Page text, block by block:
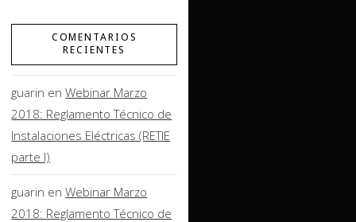
COMENTARIOS
RECIENTES
guarin enWebinar Marzo
2018: Reglamento Técnico de
Instalaciones Eléctricas (RETIE
parte I)
guarin enWebinar Marzo
2018: Reglamento Técnico de